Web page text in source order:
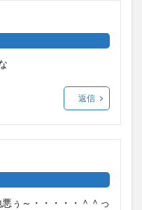
返信
ぅ～・・・・・＾＾っ